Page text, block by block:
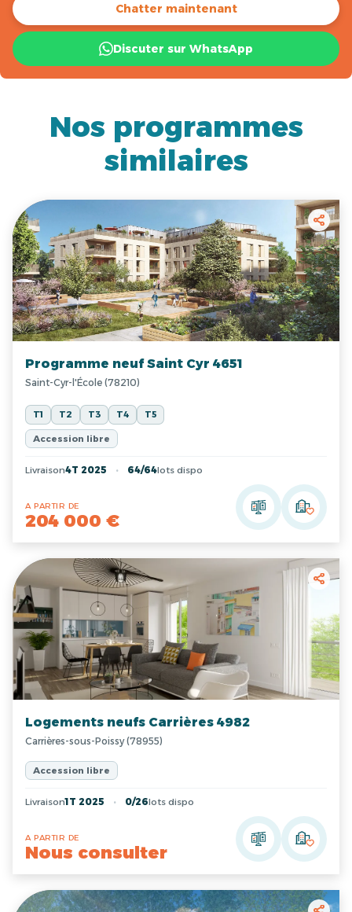
Chatter maintenant
Discuter sur WhatsApp
Nos programmes
similaires
Programme neuf Saint Cyr 4651
Saint-Cyr-l'École (78210)
T1 T2 T3 T4 T5
Accession libre
Livraison4T 2025 64/64lots dispo
A PARTIR DE
204 000 €
Logements neufs Carrières 4982
Carrières-sous-Poissy (78955)
Accession libre
Livraison1T 2025 0/26lots dispo
A PARTIR DE
Nous consulter